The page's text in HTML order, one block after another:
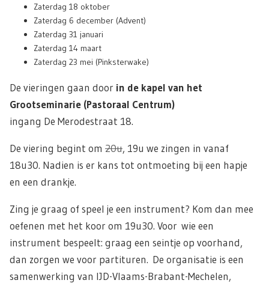
Zaterdag 18 oktober
Zaterdag 6 december (Advent)
Zaterdag 31 januari
Zaterdag 14 maart
Zaterdag 23 mei (Pinksterwake)
De vieringen gaan door in de kapel van het
Grootseminarie (Pastoraal Centrum)
ingang De Merodestraat 18.
De viering begint om 20u, 19u we zingen in vanaf
18u30. Nadien is er kans tot ontmoeting bij een hapje
en een drankje.
Zing je graag of speel je een instrument? Kom dan mee
oefenen met het koor om 19u30. Voor wie een
instrument bespeelt: graag een seintje op voorhand,
dan zorgen we voor partituren. De organisatie is een
samenwerking van IJD-Vlaams-Brabant-Mechelen,